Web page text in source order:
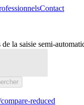
Contact
de la saisie semi-